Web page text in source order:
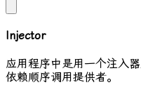
Injector
应用程序中是用一个注入
依赖顺序调用提供者。